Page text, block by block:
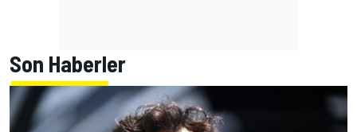
Son Haberler